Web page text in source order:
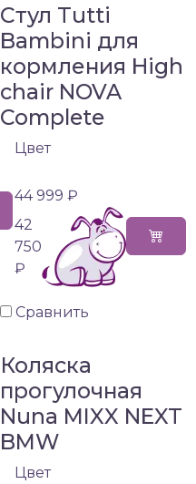
Стул Tutti
Bambini для
кормления High
chair NOVA
Complete
Цвет
44 999 ₽
42
750
₽
Сравнить
Коляска
прогулочная
Nuna MIXX NEXT
BMW
Цвет